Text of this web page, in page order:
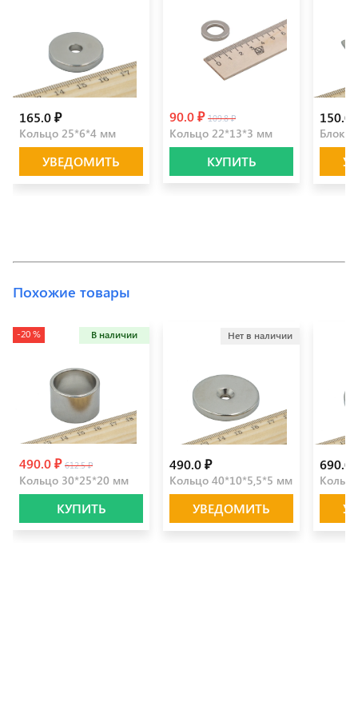
165.0 ₽
Кольцо 25*6*4 мм
УВЕДОМИТЬ
90.0 ₽ 109.8 ₽
Кольцо 22*13*3 мм
КУПИТЬ
150.0
Блок
Похожие товары
-20 % В наличии
490.0 ₽ 612.5 ₽
Кольцо 30*25*20 мм
КУПИТЬ
Нет в наличии
490.0 ₽
Кольцо 40*10*5,5*5 мм
УВЕДОМИТЬ
690.0